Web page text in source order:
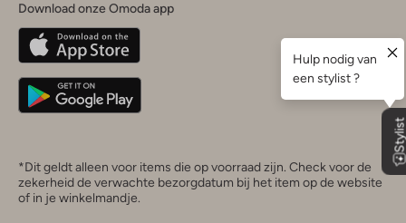
Belgique(Français)
Deutschland
Download onze Omoda app
*Dit geldt alleen voor items die op voorraad zijn. Check voor de
zekerheid de verwachte bezorgdatum bij het item op de website
of in je winkelmandje.